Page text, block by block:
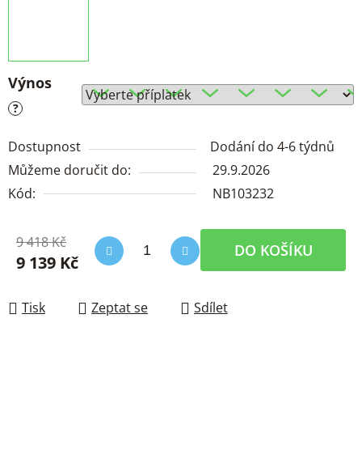
Výnos
?
Dostupnost
Dodání do 4-6 týdnů
Můžeme doručit do:
29.9.2026
Kód:
NB103232
9 418 Kč
9 139 Kč
DO KOŠÍKU
Tisk Zeptat se Sdílet